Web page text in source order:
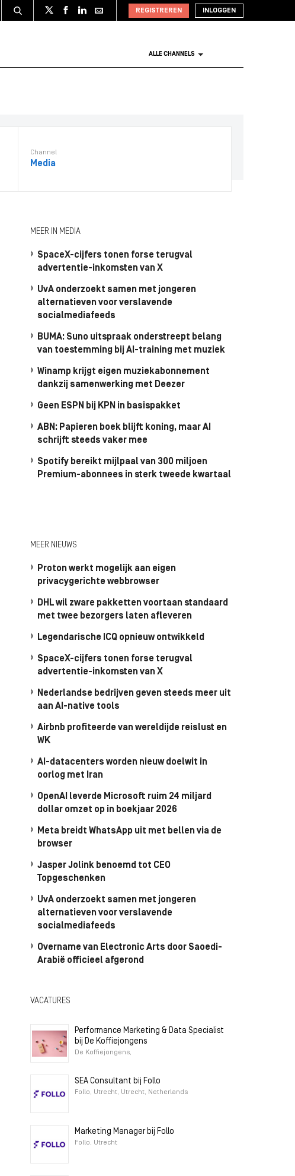
REGISTREREN INLOGGEN
ALLE CHANNELS
Channel
Media
MEER IN MEDIA
SpaceX-cijfers tonen forse terugval
advertentie-inkomsten van X
UvA onderzoekt samen met jongeren
alternatieven voor verslavende
socialmediafeeds
BUMA: Suno uitspraak onderstreept belang
van toestemming bij AI-training met muziek
Winamp krijgt eigen muziekabonnement
dankzij samenwerking met Deezer
Geen ESPN bij KPN in basispakket
ABN: Papieren boek blijft koning, maar AI
schrijft steeds vaker mee
Spotify bereikt mijlpaal van 300 miljoen
Premium-abonnees in sterk tweede kwartaal
MEER NIEUWS
Proton werkt mogelijk aan eigen
privacygerichte webbrowser
DHL wil zware pakketten voortaan standaard
met twee bezorgers laten afleveren
Legendarische ICQ opnieuw ontwikkeld
SpaceX-cijfers tonen forse terugval
advertentie-inkomsten van X
Nederlandse bedrijven geven steeds meer uit
aan AI-native tools
Airbnb profiteerde van wereldijde reislust en
WK
AI-datacenters worden nieuw doelwit in
oorlog met Iran
OpenAI leverde Microsoft ruim 24 miljard
dollar omzet op in boekjaar 2026
Meta breidt WhatsApp uit met bellen via de
browser
Jasper Jolink benoemd tot CEO
Topgeschenken
UvA onderzoekt samen met jongeren
alternatieven voor verslavende
socialmediafeeds
Overname van Electronic Arts door Saoedi-
Arabië officieel afgerond
VACATURES
Performance Marketing & Data Specialist
bij De Koffiejongens
De Koffiejongens,
SEA Consultant bij Follo
Follo, Utrecht, Utrecht, Netherlands
Marketing Manager bij Follo
Follo, Utrecht